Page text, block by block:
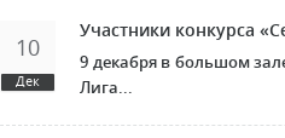
10
Дек
Участники конкурса
9 декабря в большом
Лига...